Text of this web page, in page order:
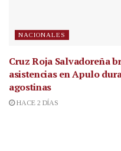
NACIONALES
Cruz Roja Salvadoreña
asistencias en Apulo
agostinas
HACE 2 DÍAS